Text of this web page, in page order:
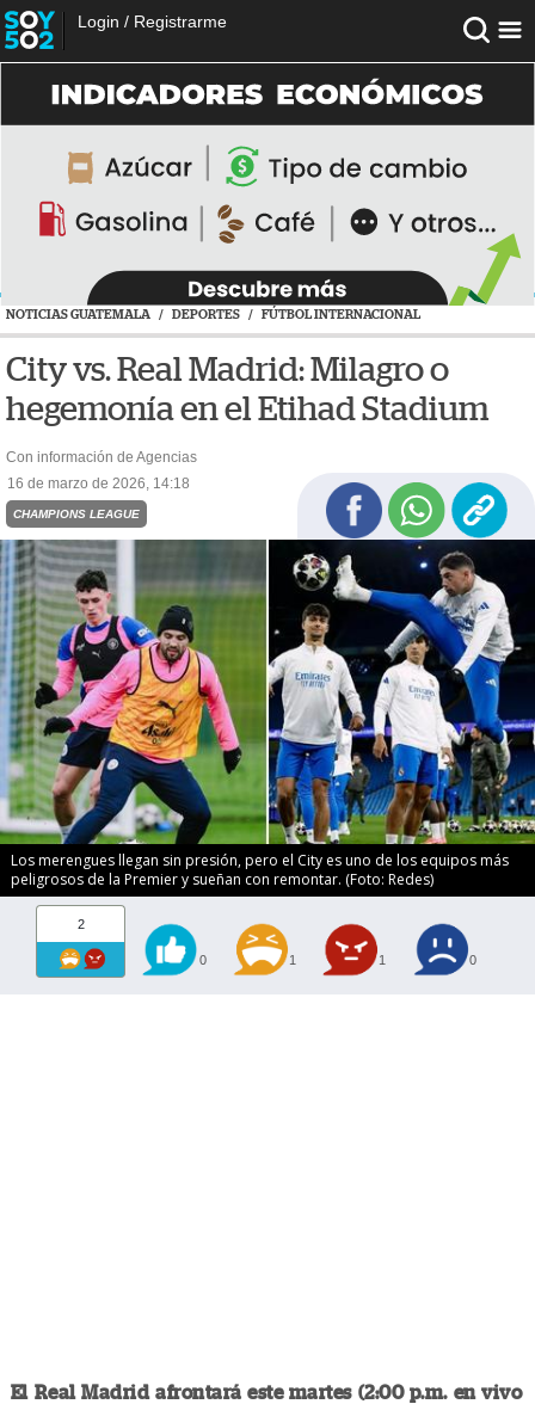
Login / Registrarme
NOTICIAS GUATEMALA / DEPORTES / FÚTBOL INTERNACIONAL
City vs. Real Madrid: Milagro o
hegemonía en el Etihad Stadium
Con información de Agencias
16 de marzo de 2026, 14:18
CHAMPIONS LEAGUE
Los merengues llegan sin presión, pero el City es uno de los equipos más
peligrosos de la Premier y sueñan con remontar. (Foto: Redes)
2
0 1 1 0
El Real Madrid afrontará este martes (2:00 p.m. en vivo